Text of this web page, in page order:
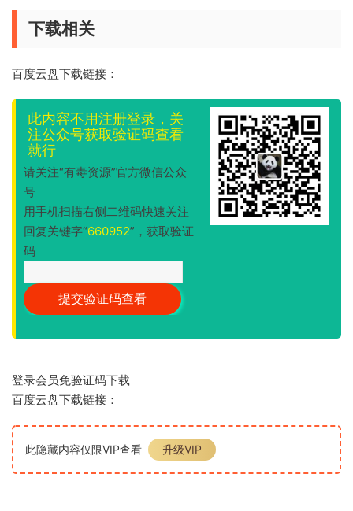
下载相关
百度云盘下载链接：
此内容不用注册登录，关
注公众号获取验证码查看
就行
请关注“有毒资源”官方微信公众
号
用手机扫描右侧二维码快速关注
回复关键字“660952”，获取验证
码
登录会员免验证码下载
百度云盘下载链接：
此隐藏内容仅限VIP查看 升级VIP